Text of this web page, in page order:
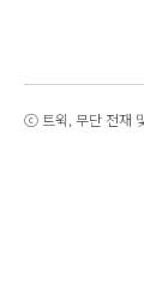
ⓒ 트윅, 무단 전재